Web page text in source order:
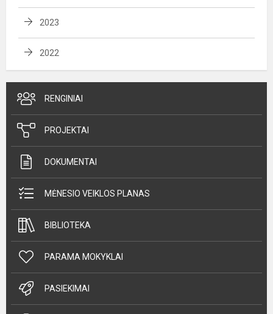
2023
2022
RENGINIAI
PROJEKTAI
DOKUMENTAI
MĖNESIO VEIKLOS PLANAS
BIBLIOTEKA
PARAMA MOKYKLAI
PASIEKIMAI